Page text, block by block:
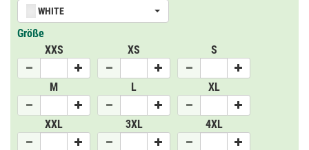
WHITE
Größe
XXS
XS S
M L XL
XXL 3XL 4XL